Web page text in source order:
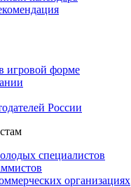
игровой форме
России
специалистов
организациях